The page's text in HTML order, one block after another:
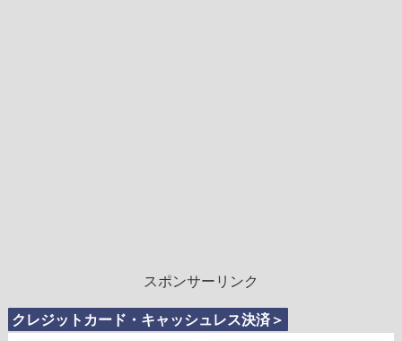
スポンサーリンク
クレジットカード・キャッシュレス決済＞